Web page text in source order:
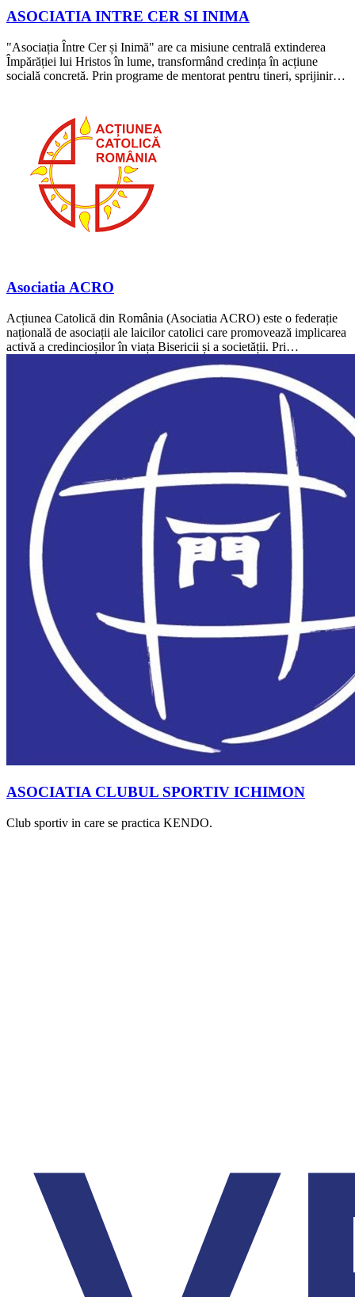
ASOCIATIA INTRE CER SI INIMA
"Asociația Între Cer și Inimă" are ca misiune centrală extinderea
Împărăției lui Hristos în lume, transformând credința în acțiune
socială concretă. Prin programe de mentorat pentru tineri, sprijinir…
Asociatia ACRO
Acțiunea Catolică din România (Asociatia ACRO) este o federație
națională de asociații ale laicilor catolici care promovează implicarea
activă a credincioșilor în viața Bisericii și a societății. Pri…
ASOCIATIA CLUBUL SPORTIV ICHIMON
Club sportiv in care se practica KENDO.